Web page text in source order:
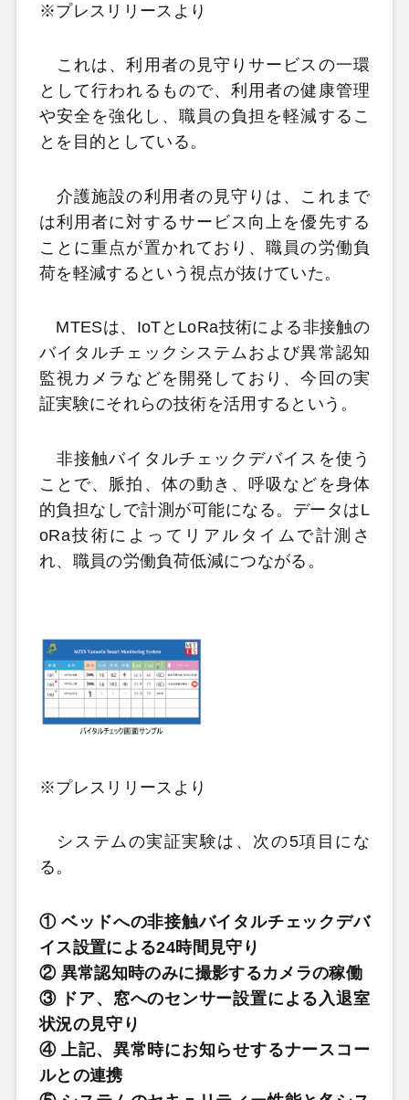
※プレスリリースより
これは、利用者の見守りサービスの一環
として行われるもので、利用者の健康管理
や安全を強化し、職員の負担を軽減するこ
とを目的としている。
介護施設の利用者の見守りは、これまで
は利用者に対するサービス向上を優先する
ことに重点が置かれており、職員の労働負
荷を軽減するという視点が抜けていた。
MTESは、IoTとLoRa技術による非接触の
バイタルチェックシステムおよび異常認知
監視カメラなどを開発しており、今回の実
証実験にそれらの技術を活用するという。
非接触バイタルチェックデバイスを使う
ことで、脈拍、体の動き、呼吸などを身体
的負担なしで計測が可能になる。データはL
oRa技術によってリアルタイムで計測さ
れ、職員の労働負荷低減につながる。
※プレスリリースより
システムの実証実験は、次の5項目にな
る。
① ベッドへの非接触バイタルチェックデバ
イス設置による24時間見守り
② 異常認知時のみに撮影するカメラの稼働
③ ドア、窓へのセンサー設置による入退室
状況の見守り
④ 上記、異常時にお知らせするナースコー
ルとの連携